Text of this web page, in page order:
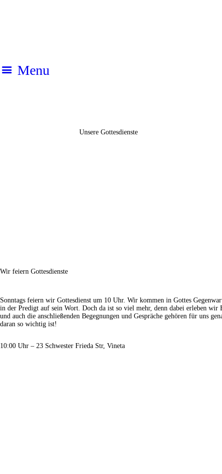
Menu
Unsere Gottesdienste
ÜBER UNS
Wir feiern Gottesdienste
Sonntags feiern wir Gottesdienst um 10 Uhr. Wir kommen in Gottes
in der Predigt auf sein Wort. Doch da ist so viel mehr, denn dabei erleben
und auch die anschließenden Begegnungen und Gespräche gehören für uns
daran so wichtig ist!
10:00 Uhr – 23 Schwester Frieda Str, Vineta